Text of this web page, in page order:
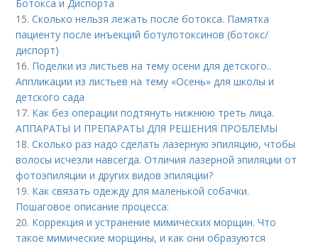
Ботокса и Диспорта
15.Сколько нельзя лежать после ботокса. Памятка
пациенту после инъекций ботулотоксинов (ботокс/
диспорт)
16. Поделки из листьев на тему осени для детского..
Аппликации из листьев на тему «Осень» для школы и
детского сада
17. Как без операции подтянуть нижнюю треть лица.
АППАРАТЫ И ПРЕПАРАТЫ ДЛЯ РЕШЕНИЯ ПРОБЛЕМЫ
18.Сколько раз надо сделать лазерную эпиляцию, чтобы
волосы исчезли навсегда. Отличия лазерной эпиляции от
фотоэпиляции и других видов эпиляции?
19. Как связать одежду для маленькой собачки.
Пошаговое описание процесса:
20. Коррекция и устранение мимических морщин. Что
такое мимические морщины, и как они образуются